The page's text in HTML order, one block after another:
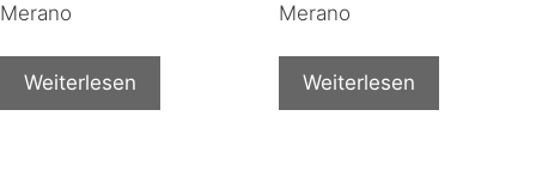
Merano
Weiterlesen
Merano
Weiterlesen